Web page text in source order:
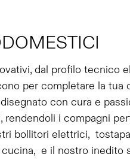
dal profilo
per completare la tua
con cura e
rendendoli i compagni
bollitori elettrici,
e il nostro inedito